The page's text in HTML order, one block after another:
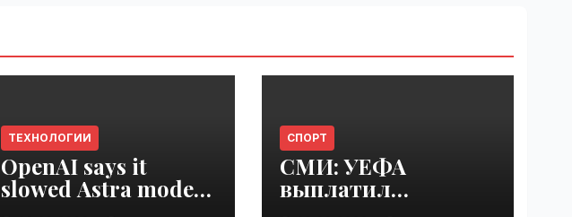
ТЕХНОЛОГИИ
OpenAI says it
slowed Astra model
development over
СПОРТ
СМИ: УЕФА
выплатил
шестизначную